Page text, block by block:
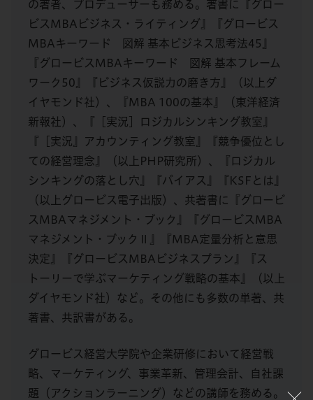
の著者、プロデューサーも務める。著書に『グロー
ビスMBAビジネス・ライティング』『グロービス
MBAキーワード 図解 基本ビジネス思考法45』
『グロービスMBAキーワード 図解 基本フレーム
ワーク50』『ビジネス仮説力の磨き方』（以上ダ
イヤモンド社）、『MBA 100の基本』（東洋経済
新報社）、『［実況］ロジカルシンキング教室』
『［実況』アカウンティング教室』『競争優位とし
ての経営理念』（以上PHP研究所）、『ロジカル
シンキングの落とし穴』『バイアス』『KSFとは』
（以上グロービス電子出版）、共著書に『グロービ
スMBAマネジメント・ブック』『グロービスMBA
マネジメント・ブックⅡ』『MBA定量分析と意思
決定』『グロービスMBAビジネスプラン』『ス
トーリーで学ぶマーケティング戦略の基本』（以上
ダイヤモンド社）など。その他にも多数の単著、共
著書、共訳書がある。
グロービス経営大学院や企業研修において経営戦
略、マーケティング、事業革新、管理会計、自社課
題（アクションラーニング）などの講師を務める。